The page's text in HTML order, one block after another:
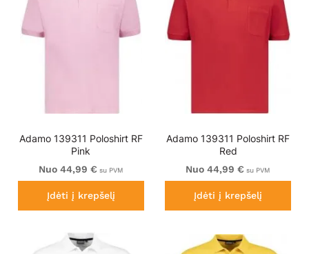
Adamo 139311 Poloshirt RF
Pink
Nuo 44,99 € su PVM
Įdėti į krepšelį
Adamo 139311 Poloshirt RF
Red
Nuo 44,99 € su PVM
Įdėti į krepšelį